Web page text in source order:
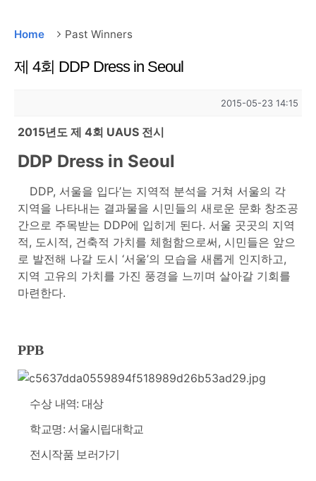
Home Past Winners
제 4회 DDP Dress in Seoul
2015-05-23 14:15
2015년도 제 4회 UAUS 전시
DDP Dress in Seoul
DDP, 서울을 입다’는 지역적 분석을 거쳐 서울의 각
지역을 나타내는 결과물을 시민들의 새로운 문화 창조공
간으로 주목받는 DDP에 입히게 된다. 서울 곳곳의 지역
적, 도시적, 건축적 가치를 체험함으로써, 시민들은 앞으
로 발전해 나갈 도시 ‘서울’의 모습을 새롭게 인지하고,
지역 고유의 가치를 가진 풍경을 느끼며 살아갈 기회를
마련한다.
PPB
수상 내역: 대상
학교명: 서울시립대학교
전시작품 보러가기